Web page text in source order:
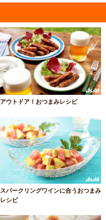
アウトドア！おつまみレシピ
スパークリングワインに合うおつまみ
レシピ